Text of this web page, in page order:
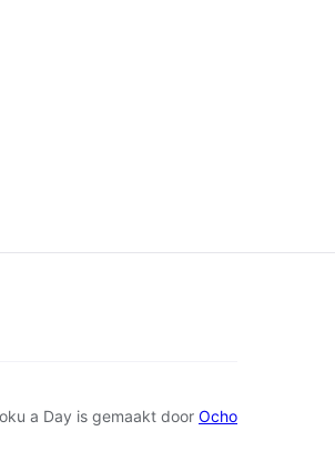
a Day is gemaakt door Ocho